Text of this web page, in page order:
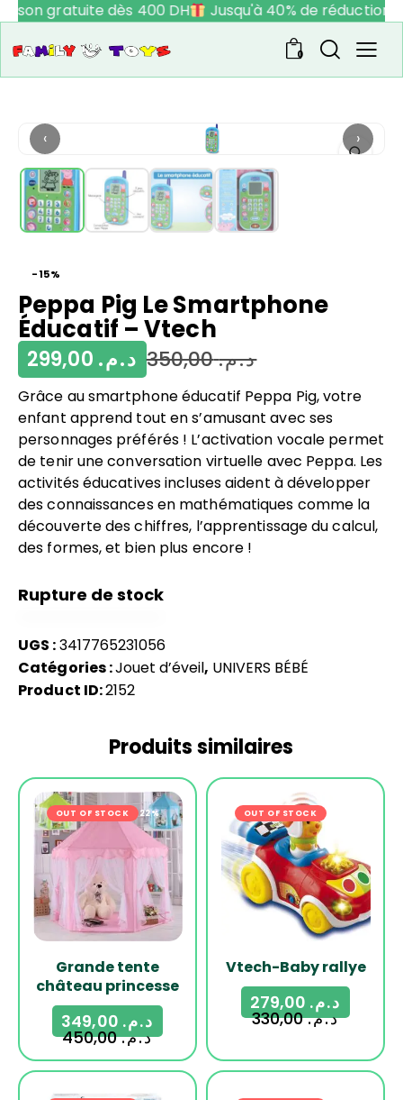
gratuite dès 400 DH Jusqu'à 40% de réduction
0
‹ ›
-15%
Peppa Pig Le Smartphone
Éducatif – Vtech
د.م.350,00 د.م.
Grâce au smartphone éducatif Peppa Pig, votre
enfant apprend tout en s’amusant avec ses
personnages préférés ! L’activation vocale permet
de tenir une conversation virtuelle avec Peppa. Les
activités éducatives incluses aident à développer
des connaissances en mathématiques comme la
découverte des chiffres, l’apprentissage du calcul,
des formes, et bien plus encore !
Rupture de stock
UGS :3417765231056
Catégories :Jouet d’éveil, UNIVERS BÉBÉ
Product ID:2152
Produits similaires
OUT OF STOCK -22%
Grande tente
château princesse
د.م.450,00
د.م.
OUT OF STOCK -15%
Vtech-Baby rallye
د.م.330,00
د.م.